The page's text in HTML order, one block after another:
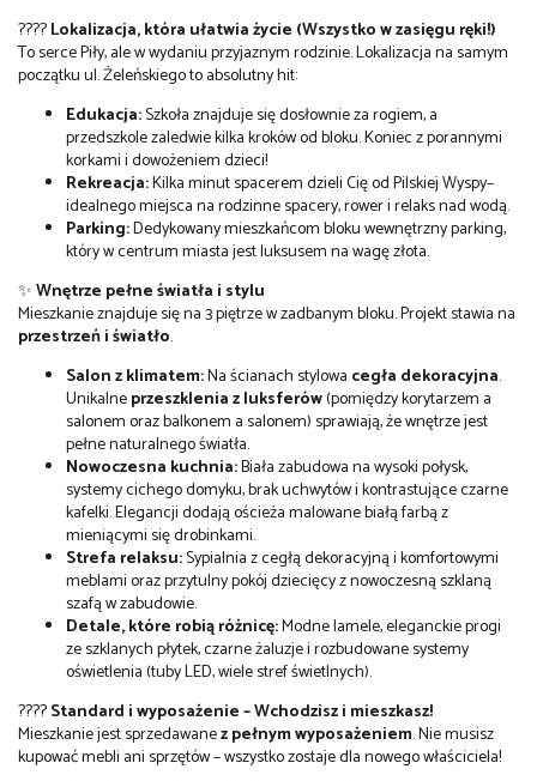
????Lokalizacja, która ułatwia życie (Wszystko w zasięgu ręki!)
To serce Piły, ale w wydaniu przyjaznym rodzinie. Lokalizacja na samym
początku ul. Żeleńskiego to absolutny hit:
Edukacja:Szkoła znajduje się dosłownie za rogiem, a
przedszkole zaledwie kilka kroków od bloku. Koniec z porannymi
korkami i dowożeniem dzieci!
Rekreacja:Kilka minut spacerem dzieli Cię od Pilskiej Wyspy–
idealnego miejsca na rodzinne spacery, rower i relaks nad wodą.
Parking:Dedykowany mieszkańcom bloku wewnętrzny parking,
który w centrum miasta jest luksusem na wagę złota.
✨Wnętrze pełne światła i stylu
Mieszkanie znajduje się na 3 piętrze w zadbanym bloku. Projekt stawia na
przestrzeń i światło.
Salon z klimatem:Na ścianach stylowa cegła dekoracyjna.
Unikalneprzeszklenia z luksferów(pomiędzy korytarzem a
salonem oraz balkonem a salonem) sprawiają, że wnętrze jest
pełne naturalnego światła.
Nowoczesna kuchnia:Biała zabudowa na wysoki połysk,
systemy cichego domyku, brak uchwytów i kontrastujące czarne
kafelki. Elegancji dodają ościeża malowane białą farbą z
mieniącymi się drobinkami.
Strefa relaksu:Sypialnia z cegłą dekoracyjną i komfortowymi
meblami oraz przytulny pokój dziecięcy z nowoczesną szklaną
szafą w zabudowie.
Detale, które robią różnicę:Modne lamele, eleganckie progi
ze szklanych płytek, czarne żaluzje i rozbudowane systemy
oświetlenia (tuby LED, wiele stref świetlnych).
????Standard i wyposażenie – Wchodzisz i mieszkasz!
Mieszkanie jest sprzedawanez pełnym wyposażeniem. Nie musisz
kupować mebli ani sprzętów – wszystko zostaje dla nowego właściciela!